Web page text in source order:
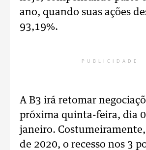
ano, quando suas ações
93,19%.
PUBLICIDADE
A B3 irá retomar
próxima quinta-feira, dia
janeiro.
de 2020, o recesso nos 3